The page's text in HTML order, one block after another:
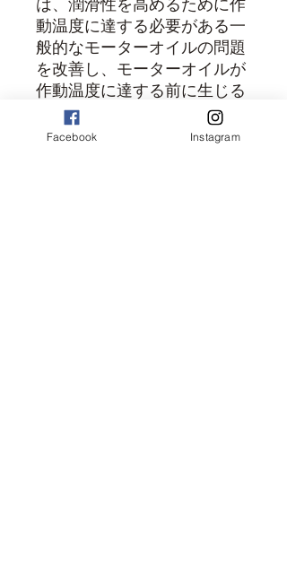
動温度に達する必要がある一
般的なモーターオイルの問題
を改善し、モーターオイルが
作動温度に達する前に生じる
エンジン内部部品の磨耗を補
うものです。
Facebook Instagram